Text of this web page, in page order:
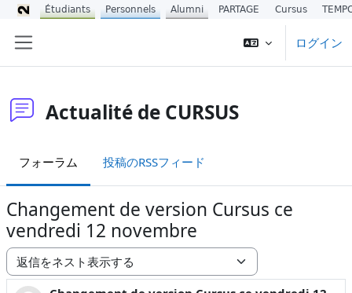
ログイン
Actualité de CURSUS
フォーラム 投稿のRSSフィード
Changement de version Cursus ce
vendredi 12 novembre
表示モード
Étudiants Personnels Alumni PARTAGE Cursus